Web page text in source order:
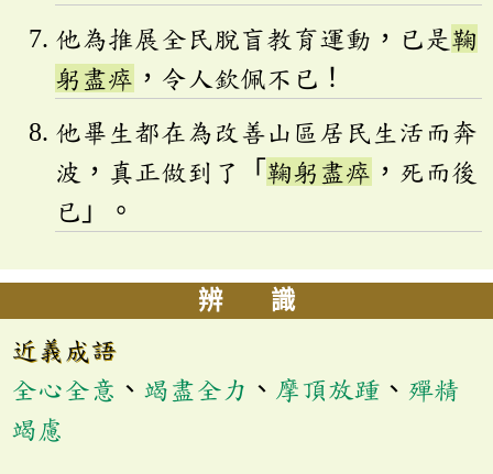
他為推展全民脫盲教育運動，已是鞠
躬盡瘁 ，令人欽佩不已！
他畢生都在為改善山區居民生活而奔
波，真正做到了「 鞠躬盡瘁 ，死而後
已」。
辨 識
近義成語
全心全意 、 竭盡全力 、 摩頂放踵 、 殫精
竭慮